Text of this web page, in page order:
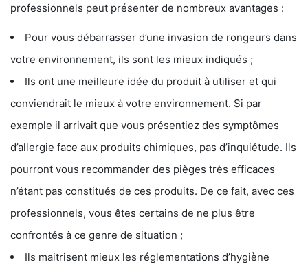
professionnels peut présenter de nombreux avantages :
Pour vous débarrasser d’une invasion de rongeurs dans
votre environnement, ils sont les mieux indiqués ;
Ils ont une meilleure idée du produit à utiliser et qui
conviendrait le mieux à votre environnement. Si par
exemple il arrivait que vous présentiez des symptômes
d’allergie face aux produits chimiques, pas d’inquiétude. Ils
pourront vous recommander des pièges très efficaces
n’étant pas constitués de ces produits. De ce fait, avec ces
professionnels, vous êtes certains de ne plus être
confrontés à ce genre de situation ;
Ils maitrisent mieux les réglementations d’hygiène